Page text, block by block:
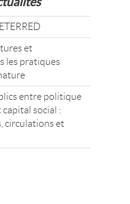
et
les pratiques
entre politique
social :
circulations et